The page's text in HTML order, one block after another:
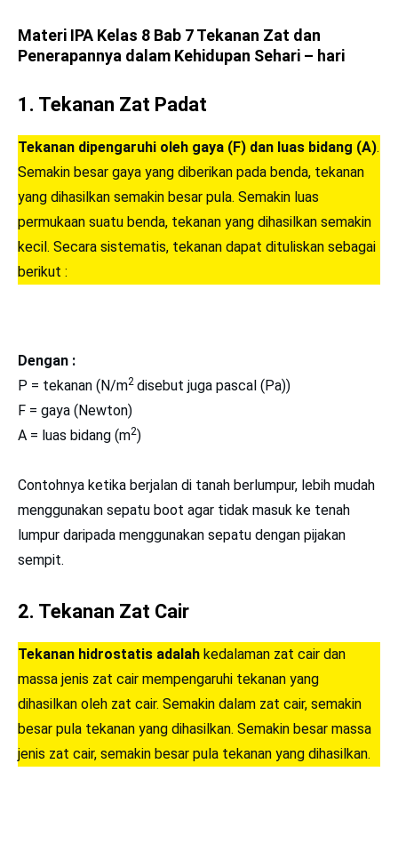
Materi IPA Kelas 8 Bab 7 Tekanan Zat dan
Penerapannya dalam Kehidupan Sehari – hari
1. Tekanan Zat Padat
Tekanan dipengaruhi oleh gaya (F) dan luas bidang (A).
Semakin besar gaya yang diberikan pada benda, tekanan
yang dihasilkan semakin besar pula. Semakin luas
permukaan suatu benda, tekanan yang dihasilkan semakin
kecil. Secara sistematis, tekanan dapat dituliskan sebagai
berikut :
Dengan :
P = tekanan (N/m2 disebut juga pascal (Pa))
F = gaya (Newton)
A = luas bidang (m2)
Contohnya ketika berjalan di tanah berlumpur, lebih mudah
menggunakan sepatu boot agar tidak masuk ke tenah
lumpur daripada menggunakan sepatu dengan pijakan
sempit.
2. Tekanan Zat Cair
Tekanan hidrostatis adalah kedalaman zat cair dan
massa jenis zat cair mempengaruhi tekanan yang
dihasilkan oleh zat cair. Semakin dalam zat cair, semakin
besar pula tekanan yang dihasilkan. Semakin besar massa
jenis zat cair, semakin besar pula tekanan yang dihasilkan.